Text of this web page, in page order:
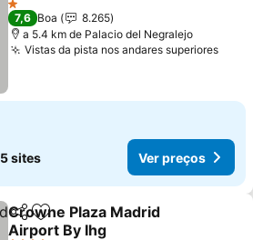
1 Estrelas
7,6 Boa
8.265
a 5.4 km de Palacio del Negralejo
Vistas da pista nos andares superiores
5 sites Ver preços
PartilharAdicionar aos favoritos
Crowne Plaza Madrid
Airport By Ihg